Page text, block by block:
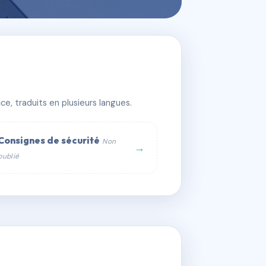
traduits en plusieurs langues.
de sécurité Non
→